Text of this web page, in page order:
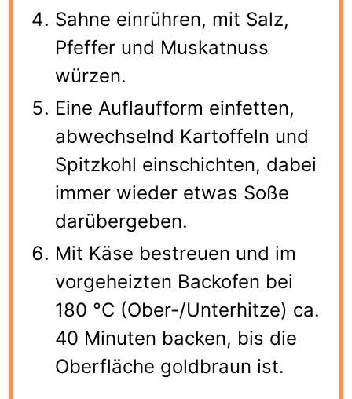
Sahne einrühren, mit Salz,
Pfeffer und Muskatnuss
würzen.
Eine Auflaufform einfetten,
abwechselnd Kartoffeln und
Spitzkohl einschichten, dabei
immer wieder etwas Soße
darübergeben.
Mit Käse bestreuen und im
vorgeheizten Backofen bei
180 °C (Ober-/Unterhitze) ca.
40 Minuten backen, bis die
Oberfläche goldbraun ist.